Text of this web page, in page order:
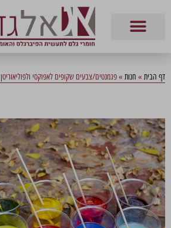
דף הבית » חנות »פגמנטים/צבעים שקופים לאפוקסי ולפוליאוריטן